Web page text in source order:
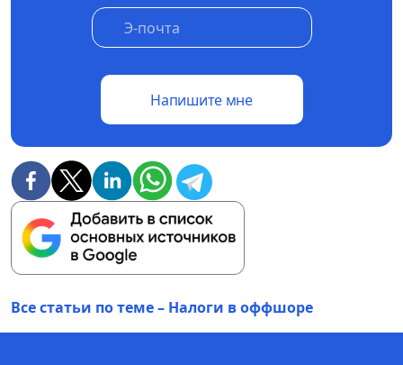
Напишите мне
Все статьи по теме – Налоги в оффшоре